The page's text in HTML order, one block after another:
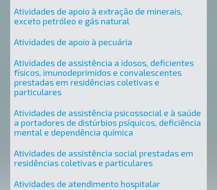
Atividades de apoio à extração de minerais,
exceto petróleo e gás natural
Atividades de apoio à pecuária
Atividades de assistência a idosos, deficientes
físicos, imunodeprimidos e convalescentes
prestadas em residências coletivas e
particulares
Atividades de assistência psicossocial e à saúde
a portadores de distúrbios psíquicos, deficiência
mental e dependência química
Atividades de assistência social prestadas em
residências coletivas e particulares
Atividades de atendimento hospitalar